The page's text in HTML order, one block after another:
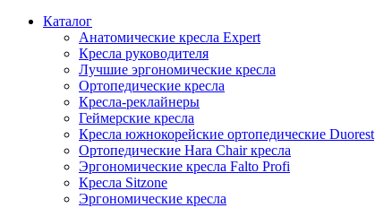
Каталог
Анатомические кресла Expert
Кресла руководителя
Лучшие эргономические кресла
Ортопедические кресла
Кресла-реклайнеры
Геймерские кресла
Кресла южнокорейские ортопедические Duorest
Ортопедические Hara Chair кресла
Эргономические кресла Falto Profi
Кресла Sitzone
Эргономические кресла